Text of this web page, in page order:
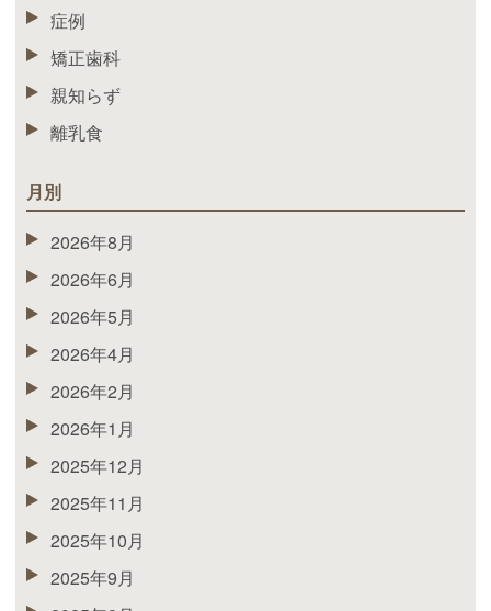
症例
矯正歯科
親知らず
離乳食
月別
2026年8月
2026年6月
2026年5月
2026年4月
2026年2月
2026年1月
2025年12月
2025年11月
2025年10月
2025年9月